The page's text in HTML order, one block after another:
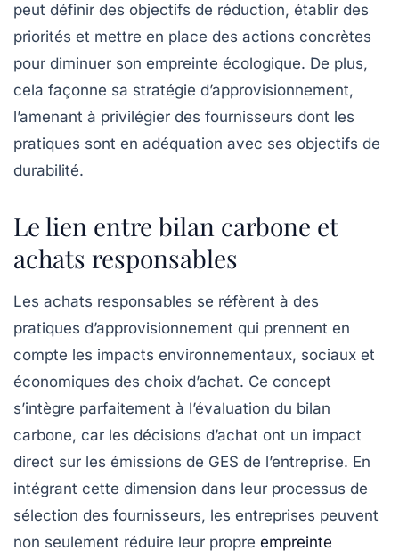
peut définir des objectifs de réduction, établir des
priorités et mettre en place des actions concrètes
pour diminuer son empreinte écologique. De plus,
cela façonne sa stratégie d’approvisionnement,
l’amenant à privilégier des fournisseurs dont les
pratiques sont en adéquation avec ses objectifs de
durabilité.
Le lien entre bilan carbone et
achats responsables
Les achats responsables se réfèrent à des
pratiques d’approvisionnement qui prennent en
compte les impacts environnementaux, sociaux et
économiques des choix d’achat. Ce concept
s’intègre parfaitement à l’évaluation du bilan
carbone, car les décisions d’achat ont un impact
direct sur les émissions de GES de l’entreprise. En
intégrant cette dimension dans leur processus de
sélection des fournisseurs, les entreprises peuvent
non seulement réduire leur propre empreinte